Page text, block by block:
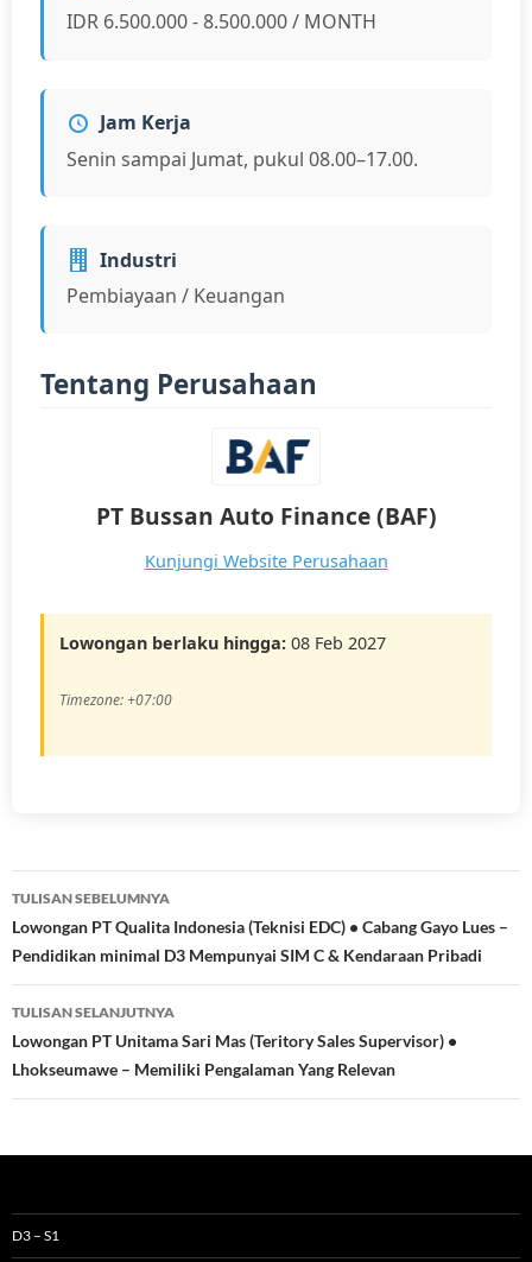
IDR 6.500.000 - 8.500.000 / MONTH
Jam Kerja
Senin sampai Jumat, pukul 08.00–17.00.
Industri
Pembiayaan / Keuangan
Tentang Perusahaan
PT Bussan Auto Finance (BAF)
Kunjungi Website Perusahaan
Lowongan berlaku hingga:08 Feb 2027
Timezone: +07:00
Navigasi
Tulisan
TULISAN SEBELUMNYA
Lowongan PT Qualita Indonesia (Teknisi EDC) • Cabang Gayo Lues –
Pendidikan minimal D3 Mempunyai SIM C & Kendaraan Pribadi
TULISAN SELANJUTNYA
Lowongan PT Unitama Sari Mas (Teritory Sales Supervisor) •
Lhokseumawe – Memiliki Pengalaman Yang Relevan
D3 – S1